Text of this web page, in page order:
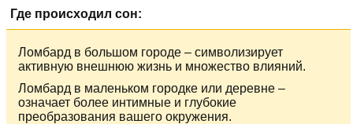
Где происходил сон:
Ломбард в большом городе – символизирует
активную внешнюю жизнь и множество влияний.
Ломбард в маленьком городке или деревне –
означает более интимные и глубокие
преобразования вашего окружения.